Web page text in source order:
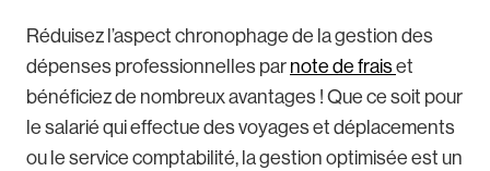
Réduisez l’aspect chronophage de la gestion des
dépenses professionnelles par note de fraiset
bénéficiez de nombreux avantages ! Que ce soit pour
le salarié qui effectue des voyages et déplacements
ou le service comptabilité, la gestion optimisée est un